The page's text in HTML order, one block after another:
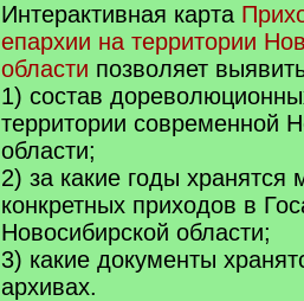
Интерактивная карта
епархии на территории
области позволяет
1) состав
территории современной
области;
2) за какие годы хранятся
конкретных приходов в
Новосибирской области;
3) какие документы
архивах.